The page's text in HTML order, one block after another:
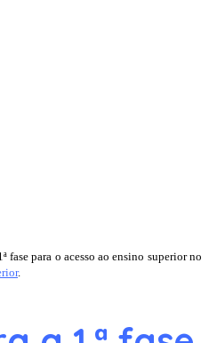
fase para o acesso ao ensino superior no
.